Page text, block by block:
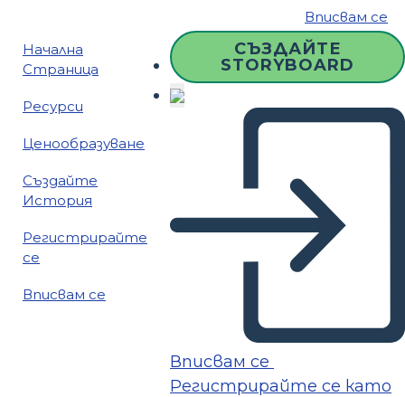
Вписвам се
Начална
Страница
Ресурси
Ценообразуване
Създайте
История
Регистрирайте
се
Вписвам се
СЪЗДАЙТЕ
STORYBOARD
Вписвам се
Регистрирайте се като